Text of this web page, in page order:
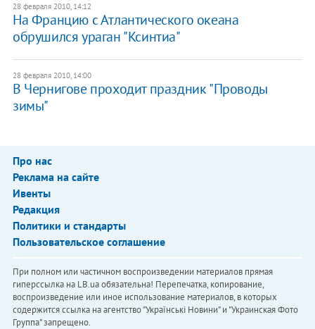
28 февраля 2010, 14:12
На Францию с Атлантического океана
обрушился ураган "Ксинтиа"
28 февраля 2010, 14:00
В Чернигове проходит праздник "Проводы
зимы"
Про нас
Реклама на сайте
Ивенты
Редакция
Политики и стандарты
Пользовательское соглашение
При полном или частичном воспроизведении материалов прямая
гиперссылка на LB.ua обязательна! Перепечатка, копирование,
воспроизведение или иное использование материалов, в которых
содержится ссылка на агентство "Українськi Новини" и "Украинская Фото
Группа" запрещено.